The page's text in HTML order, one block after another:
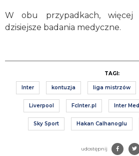
W obu przypadkach, więcej
dzisiejsze badania medyczne.
TAGI:
Inter kontuzja liga mistrzów
Liverpool FcInter.pl Inter
Sky Sport Hakan Calhanoglu
udostępnij